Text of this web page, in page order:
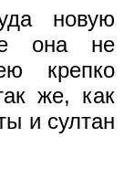
новую
она не
крепко
же, как
и султан